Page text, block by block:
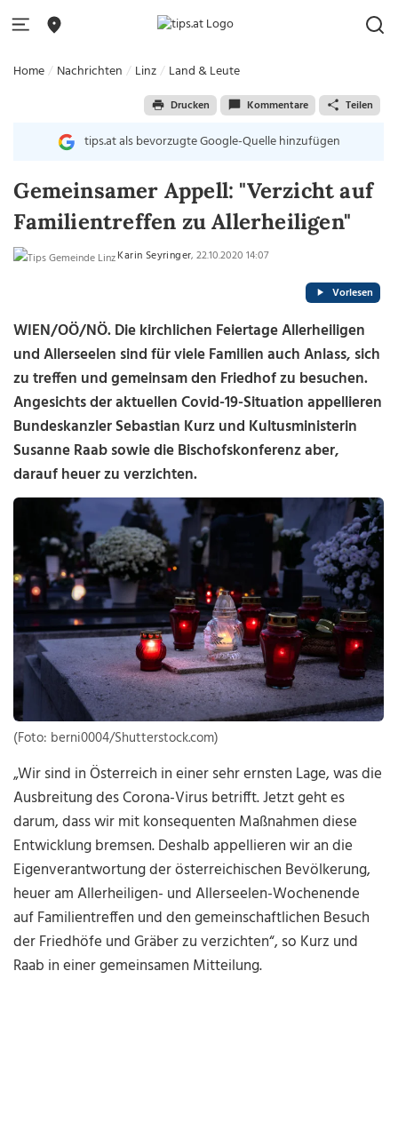
Home Nachrichten Linz Land & Leute
Drucken Kommentare Teilen
tips.at als bevorzugte Google-Quelle hinzufügen
Gemeinsamer Appell: "Verzicht auf
Familientreffen zu Allerheiligen"
Karin Seyringer, 22.10.2020 14:07
Vorlesen
WIEN/OÖ/NÖ. Die kirchlichen Feiertage Allerheiligen
und Allerseelen sind für viele Familien auch Anlass, sich
zu treffen und gemeinsam den Friedhof zu besuchen.
Angesichts der aktuellen Covid-19-Situation appellieren
Bundeskanzler Sebastian Kurz und Kultusministerin
Susanne Raab sowie die Bischofskonferenz aber,
darauf heuer zu verzichten.
(Foto: berni0004/Shutterstock.com)
„Wir sind in Österreich in einer sehr ernsten Lage, was die
Ausbreitung des Corona-Virus betrifft. Jetzt geht es
darum, dass wir mit konsequenten Maßnahmen diese
Entwicklung bremsen. Deshalb appellieren wir an die
Eigenverantwortung der österreichischen Bevölkerung,
heuer am Allerheiligen- und Allerseelen-Wochenende
auf Familientreffen und den gemeinschaftlichen Besuch
der Friedhöfe und Gräber zu verzichten“, so Kurz und
Raab in einer gemeinsamen Mitteilung.